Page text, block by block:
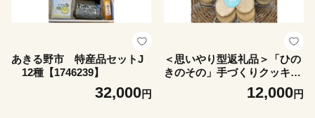
あきる野市 特産品セットJ
12種【1746239】
32,000円
＜思いやり型返礼品＞「ひの
きのその」手づくりクッキー
(全種類)9袋セット【174948
12,000円